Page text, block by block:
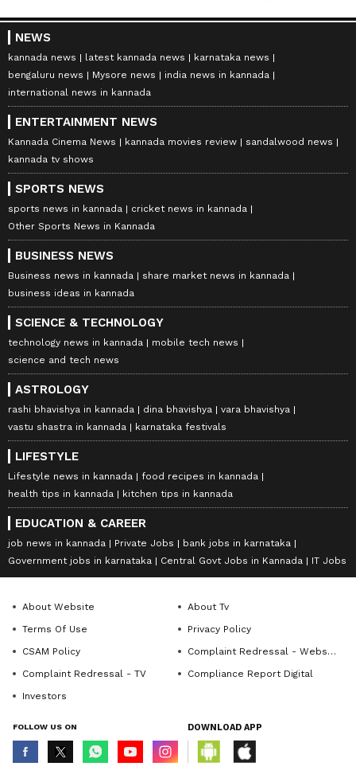
NEWS
kannada news latest kannada news
karnataka news
bengaluru news
Mysore news
india news in kannada
international news in kannada
ENTERTAINMENT NEWS
Kannada Cinema News kannada movies review
sandalwood news
kannada tv shows
SPORTS NEWS
sports news in kannada
cricket news in kannada
Other Sports News in Kannada
BUSINESS NEWS
Business news in kannada
share market news in kannada
business ideas in kannada
SCIENCE & TECHNOLOGY
technology news in kannada
mobile tech news
science and tech news
ASTROLOGY
rashi bhavishya in kannada dina bhavishya
vara bhavishya
vastu shastra in kannada
karnataka festivals
LIFESTYLE
Lifestyle news in kannada
food recipes in kannada
health tips in kannada
kitchen tips in kannada
EDUCATION & CAREER
job news in kannada Private Jobs
bank jobs in karnataka
Government jobs in karnataka
Central Govt Jobs in Kannada IT Jobs
About Website
About Tv
Terms Of Use
Privacy Policy
CSAM Policy
Complaint Redressal - Website
Complaint Redressal - TV
Compliance Report Digital
Investors
FOLLOW US ON DOWNLOAD APP